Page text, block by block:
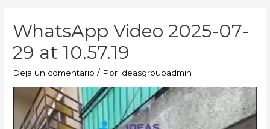
WhatsApp Video 2025-07-
29 at 10.57.19
Deja un comentario / Por ideasgroupadmin
Reproductor
de
vídeo